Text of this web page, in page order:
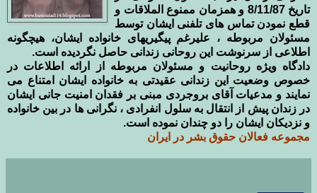
تاریخ 8/11/87 و همزمان ممنوع الملاقات و
قطع نمودن تماس های تلفنی ایشان توسط
مسئولان مربوطه ، علیرغم پیگیریهای خانواده ایشان، هیچگونه
اطلاعی از سرنوشت این روحانی زندانی حاصل نگردیده است.
دادگاه ویژه روحانیت و مسئولان مربوطه از ارائه اطلاعات در
خصوص وضعیت این زندانی عقیدتی به خانواده ایشان امتناع می
نمایند و مدعیات آقای بروجردی مبنی بر فقدان امنیت جانی ایشان
در زندان پیش از انتقال به سلول انفرادی ، نگرانی ها در بین خانواده
و نزدیکان ایشان را دو چندان نموده است.
مجموعه فعالان حقوق بشر در ایران